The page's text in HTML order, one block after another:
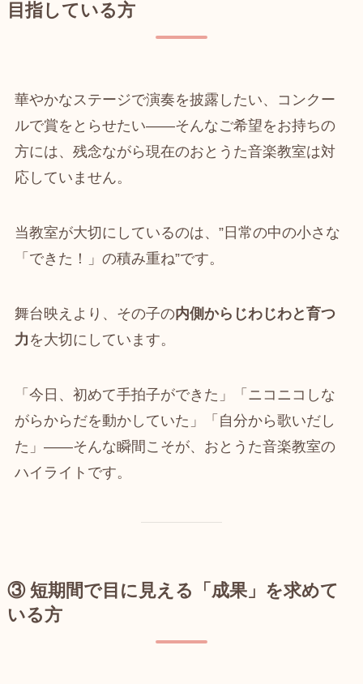
目指している方
華やかなステージで演奏を披露したい、コンクー
ルで賞をとらせたい――そんなご希望をお持ちの
方には、残念ながら現在のおとうた音楽教室は対
応していません。
当教室が大切にしているのは、”日常の中の小さな
「できた！」の積み重ね”です。
舞台映えより、その子の内側からじわじわと育つ
力 を大切にしています。
「今日、初めて手拍子ができた」「ニコニコしな
がらからだを動かしていた」「自分から歌いだし
た」――そんな瞬間こそが、おとうた音楽教室の
ハイライトです。
③ 短期間で目に見える「成果」を求めて
いる方